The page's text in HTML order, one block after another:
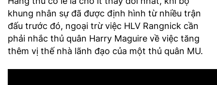
khung nhân sự đã được định hình từ nhiều trận
đấu trước đó, ngoại trừ việc HLV Rangnick cần
phải nhắc thủ quân Harry Maguire về việc tăng
thêm vị thế nhà lãnh đạo của một thủ quân MU.